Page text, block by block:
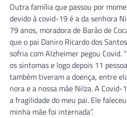
Outra família que passou por
devido à covid-19 é a da senhora
79 anos, moradora de Barão de
que o pai Daniro Ricardo dos
sofria com Alzheimer pegou Covid.
os sintomas e logo depois 11
também tiveram a doença, entre
nora e a nossa mãe Nilza. A
a fragilidade do meu pai. Ele
minha mãe foi internada”.